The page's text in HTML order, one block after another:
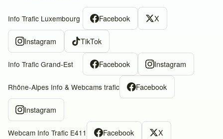
Info Trafic Luxembourg Facebook X
Instagram TikTok
Info Trafic Grand-Est Facebook Instagram
Rhône-Alpes Info & Webcams trafic Facebook
Instagram
Webcam Info Trafic E411 Facebook X